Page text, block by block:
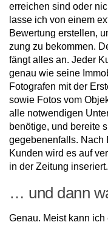
errei­chen sind oder
lasse ich von einem
Bewertung erstellen,
zung zu bekommen.
fängt alles an. Jeder
genau wie seine
Fotografen mit der
sowie Fotos vom
alle notwendigen
benö­tige, und bereite
gegebenenfalls. Nach
Kunden wird es auf
in der Zeitung inseriert.
… und dann
Genau. Meist kann